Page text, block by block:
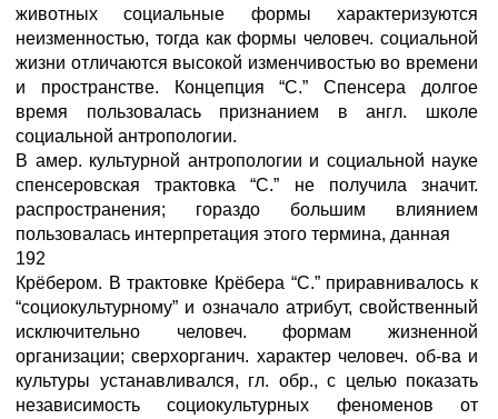
животных социальные формы характеризуются
неизменностью, тогда как формы человеч. социальной
жизни отличаются высокой изменчивостью во времени
и пространстве. Концепция “С.” Спенсера долгое
время пользовалась признанием в англ. школе
социальной антропологии.
В амер. культурной антропологии и социальной науке
спенсеровская трактовка “С.” не получила значит.
распространения; гораздо большим влиянием
пользовалась интерпретация этого термина, данная
192
Крёбером. В трактовке Крёбера “С.” приравнивалось к
“социокультурному” и означало атрибут, свойственный
исключительно человеч. формам жизненной
организации; сверхорганич. характер человеч. об-ва и
культуры устанавливался, гл. обр., с целью показать
независимость социокультурных феноменов от